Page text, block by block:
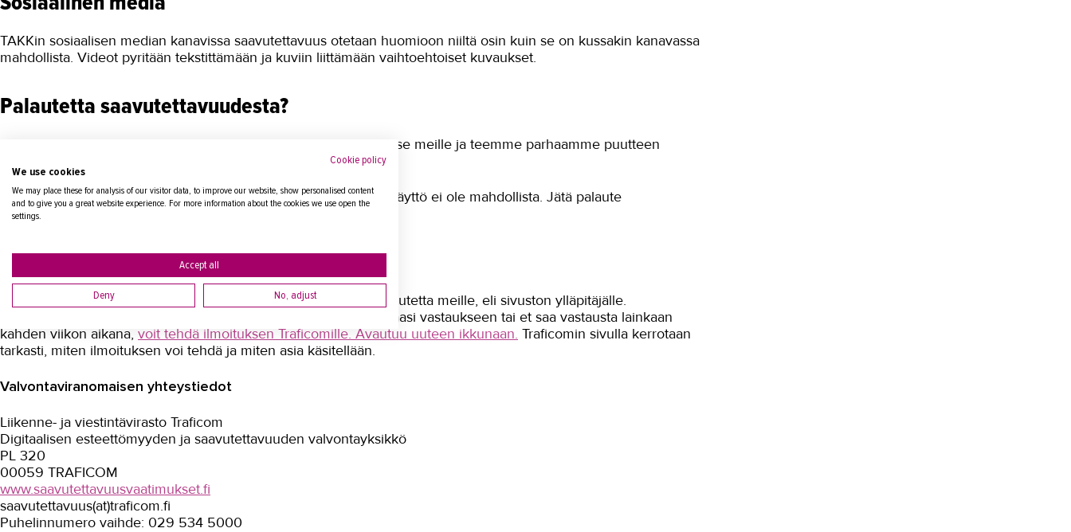
TAKKin sosiaalisen median kanavissa saavutettavuus otetaan huomioon niiltä osin kuin se on kussakin kanavassa
mahdollista. Videot pyritään tekstittämään ja kuviin liittämään vaihtoehtoiset kuvaukset.
Palautetta saavutettavuudesta?
Huomasitko saavutettavuuspuutteen digipalvelussamme? Kerro se meille ja teemme parhaamme puutteen
verkkolomakkeella.
Voit jättää palautetta myös sähköpostilla, jos verkkolomakkeen käyttö ei ole mahdollista. Jätä palaute
osoitteeseen: viestinta@takk.fi
Valvontaviranomainen
Jos huomaat sivustolla saavutettavuusongelmia, anna ensin palautetta meille, eli sivuston ylläpitäjälle.
Vastauksessa voi mennä 14 päivää. Jos et ole tyytyväinen saamaasi vastaukseen tai et saa vastausta lainkaan
kahden viikon aikana, voit tehdä ilmoituksen Traficomille. Avautuu uuteen ikkunaan. Traficomin sivulla kerrotaan
tarkasti, miten ilmoituksen voi tehdä ja miten asia käsitellään.
Valvontaviranomaisen yhteystiedot
Liikenne- ja viestintävirasto Traficom
Digitaalisen esteettömyyden ja saavutettavuuden valvontayksikkö
PL 320
00059 TRAFICOM
www.saavutettavuusvaatimukset.fi
saavutettavuus(at)traficom.fi
Puhelinnumero vaihde: 029 534 5000
Cookie policy
We use cookies
We may place these for analysis of our visitor data, to improve our website, show personalised content
and to give you a great website experience. For more information about the cookies we use open the
settings.
Accept all
Deny No, adjust